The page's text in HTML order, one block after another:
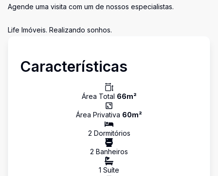
Agende uma visita com um de nossos especialistas.
Life Imóveis. Realizando sonhos.
Características
Área Total 66m²
Área Privativa 60m²
2 Dormitórios
2 Banheiros
1 Suíte